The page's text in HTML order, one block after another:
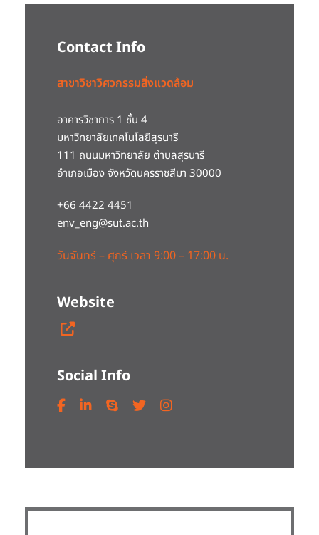
Contact Info
สาขาวิชาวิศวกรรมสิ่งแวดล้อม
อาคารวิชาการ 1 ชั้น 4
มหาวิทยาลัยเทคโนโลยีสุรนารี
111 ถนนมหาวิทยาลัย ตำบลสุรนารี
อำเภอเมือง จังหวัดนครราชสีมา 30000
+66 4422 4451
env_eng@sut.ac.th
วันจันทร์ – ศุกร์ เวลา 9:00 – 17:00 น.
Website
Social Info